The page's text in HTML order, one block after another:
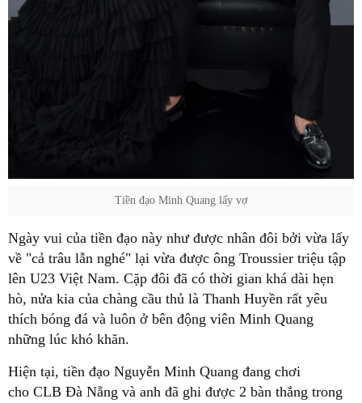
Tiền đạo Minh Quang lấy vợ
Ngày vui của tiền đạo này như được nhân đôi bởi vừa lấy
về "cả trâu lẫn nghé" lại vừa được ông Troussier triệu tập
lên U23 Việt Nam. Cặp đôi đã có thời gian khá dài hẹn
hò, nửa kia của chàng cầu thủ là Thanh Huyền rất yêu
thích bóng đá và luôn ở bên động viên Minh Quang
những lúc khó khăn.
Hiện tại, tiền đạo Nguyễn Minh Quang đang chơi
cho CLB Đà Nẵng và anh đã ghi được 2 bàn thắng trong